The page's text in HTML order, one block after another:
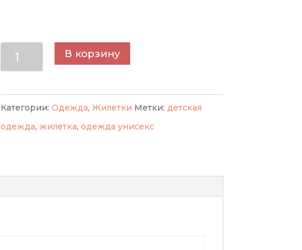
Количество
товара
детская
унисекс
В корзину
Категории: Одежда, Жилетки Метки: детская
одежда, жилетка, одежда унисекс